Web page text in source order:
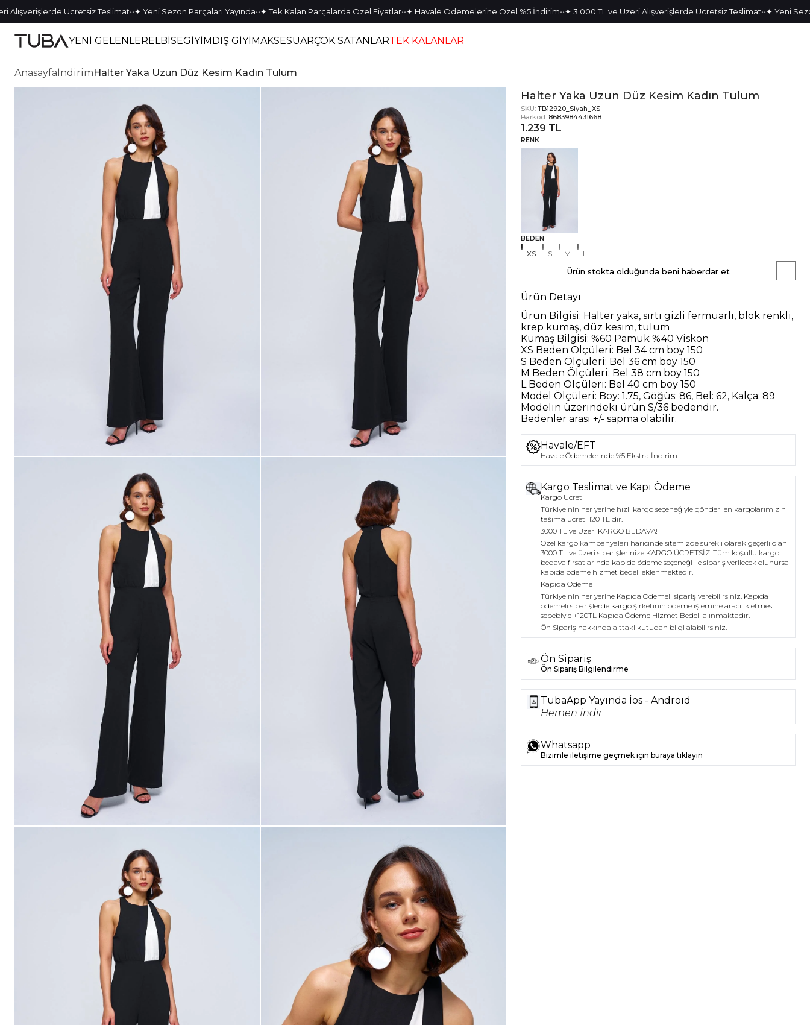
Ücretsiz Teslimat••✦ Yeni Sezon Parçaları Yayında••✦ Tek Kalan Parçalarda Özel Fiyatlar••✦ Havale Ödemelerine Özel %5 İndirim••✦ 3.000 TL ve Üzeri Alışverişlerde Ücretsiz Teslimat••✦ Yeni Sezon
YENİ GELENLERELBİSEGİYİMDIŞ GİYİMAKSESUARÇOK SATANLARTEK KALANLAR
AnasayfaİndirimHalter Yaka Uzun Düz Kesim Kadın Tulum
Halter Yaka Uzun Düz Kesim Kadın Tulum
SKU: TB12920_Siyah_XS
Barkod: 8683984431668
1.239 TL
RENK
BEDEN
XS S M L
Ürün stokta olduğunda beni haberdar et
Ürün Detayı
Ürün Bilgisi: Halter yaka, sırtı gizli fermuarlı, blok renkli,
krep kumaş, düz kesim, tulum
Kumaş Bilgisi:%60 Pamuk %40 Viskon
XS Beden Ölçüleri: Bel 34 cm boy 150
S Beden Ölçüleri: Bel 36 cm boy 150
M Beden Ölçüleri: Bel 38 cm boy 150
L Beden Ölçüleri: Bel 40 cm boy 150
Model Ölçüleri: Boy: 1.75, Göğüs: 86, Bel: 62, Kalça: 89
Modelin üzerindeki ürünS/36 bedendir.
Bedenler arası +/- sapma olabilir.
Havale/EFT
Havale Ödemelerinde %5 Ekstra İndirim
Kargo Teslimat ve Kapı Ödeme
Kargo Ücreti
Türkiye'nin her yerine hızlı kargo seçeneğiyle gönderilen kargolarımızın
taşıma ücreti 120 TL'dir.
3000 TL ve Üzeri KARGO BEDAVA!
Özel kargo kampanyaları haricinde sitemizde sürekli olarak geçerli olan
3000 TL ve üzeri siparişlerinize KARGO ÜCRETSİZ. Tüm koşullu kargo
bedava fırsatlarında kapıda ödeme seçeneği ile sipariş verilecek olunursa
kapıda ödeme hizmet bedeli eklenmektedir.
Kapıda Ödeme
Türkiye'nin her yerine Kapıda Ödemeli sipariş verebilirsiniz. Kapıda
ödemeli siparişlerde kargo şirketinin ödeme işlemine aracılık etmesi
sebebiyle +120TL Kapıda Ödeme Hizmet Bedeli alınmaktadır.
Ön Sipariş hakkında alttaki kutudan bilgi alabilirsiniz.
Ön Sipariş
Ön Sipariş Bilgilendirme
TubaApp Yayında İos - Android
Hemen İndir
Whatsapp
Bizimle iletişime geçmek için buraya tıklayın